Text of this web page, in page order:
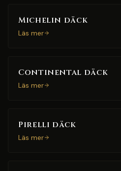
Michelin däck
Läs mer
Continental däck
Läs mer
Pirelli däck
Läs mer